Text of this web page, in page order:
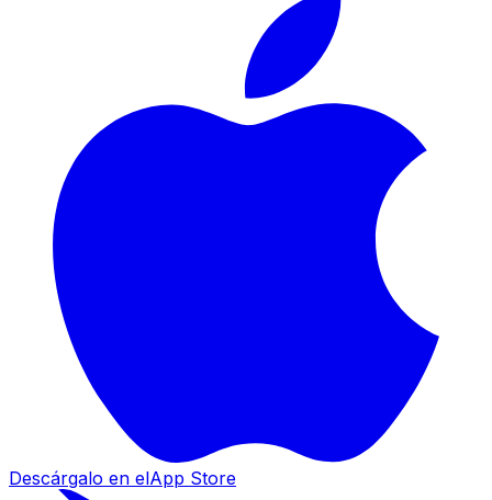
Descárgalo en elApp Store